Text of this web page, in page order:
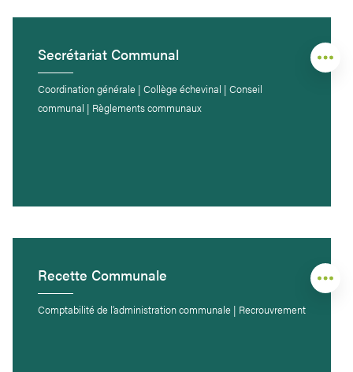
Secrétariat Communal
Coordination générale | Collège échevinal | Conseil
communal | Règlements communaux
Recette Communale
Comptabilité de l’administration communale | Recrouvrement